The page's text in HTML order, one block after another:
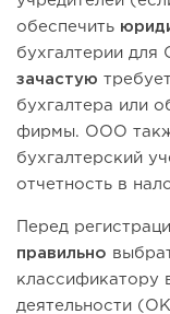
обеспечить
бухгалтерии
зачастую
бухгалтера или
фирмы. ООО
бухгалтерский
отчетность в
Перед
правильно
классификатору
деятельности